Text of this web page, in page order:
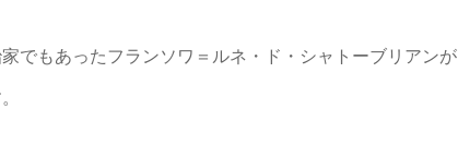
でもあったフランソワ＝ルネ・ド・シャトーブリアンが